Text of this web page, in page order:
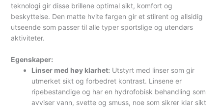
teknologi gir disse brillene optimal sikt, komfort og
beskyttelse. Den matte hvite fargen gir et stilrent og allsidig
utseende som passer til alle typer sportslige og utendørs
aktiviteter.
Egenskaper:
Linser med høy klarhet: Utstyrt med linser som gir
utmerket sikt og forbedret kontrast. Linsene er
ripebestandige og har en hydrofobisk behandling som
avviser vann, svette og smuss, noe som sikrer klar sikt